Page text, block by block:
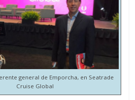
general de Emporcha, en Seatrade
Cruise Global